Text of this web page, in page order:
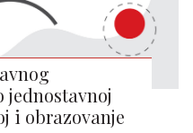
jednostavnoj
i obrazovanje